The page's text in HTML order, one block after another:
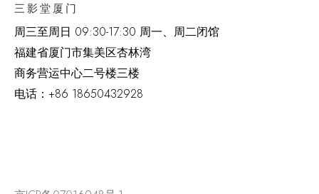
三影堂厦门
周三至周日 09:30-17:30 周一、周二闭馆
福建省厦门市集美区杏林湾
商务营运中心二号楼三楼
电话： +86 18650432928